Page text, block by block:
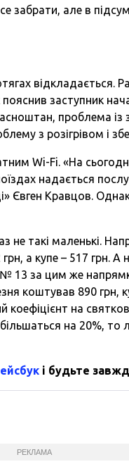
але в
відкладається.
пояснив заступник
проблема із
з розігрівом і
Wi-Fi. «На
надається
Євген Кравцов.
не такі маленькі.
а купе – 517 грн. А
13 за цим же
коштував 890 грн,
на
на 20%,
і будьте
РЕКЛАМА